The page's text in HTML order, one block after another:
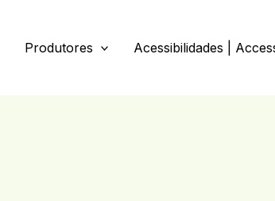
Produtores Acessibilidades |